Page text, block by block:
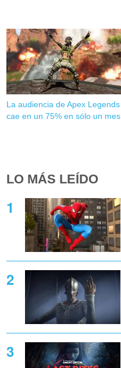
La audiencia de Apex Legends
cae en un 75% en sólo un mes
LO MÁS LEÍDO